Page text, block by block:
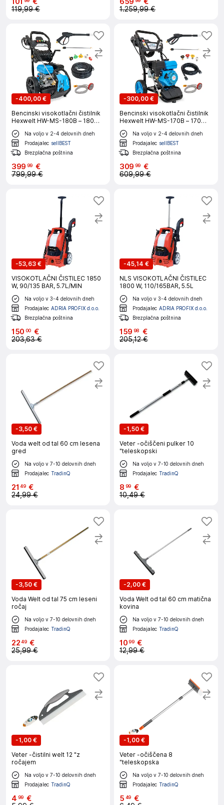
119,99 € 1.259,99 €
-400,00 €
Bencinski visokotlačni čistilnik
Hexwelt HW-MS-180B – 180
Bar, 7 KM, 9,2 l/min
Na voljo v 2-4 delovnih dneh
Prodajalec sellBEST
Brezplačna poštnina
399 99 €
799,99 €
-300,00 €
Bencinski visokotlačni čistilnik
Hexwelt HW-MS-170B – 170
Bar, 7 KM, 9,2 l/min
Na voljo v 2-4 delovnih dneh
Prodajalec sellBEST
Brezplačna poštnina
309 99 €
609,99 €
-53,63 €
VISOKOTLAČNI ČISTILEC 1850
W, 90/135 BAR, 5.7L/MIN
Na voljo v 3-4 delovnih dneh
Prodajalec ADRIA PROFIX d.o.o.
Brezplačna poštnina
150 00 €
203,63 €
-45,14 €
NLS VISOKOTLAČNI ČISTILEC
1800 W, 110/165BAR, 5.5L
Na voljo v 3-4 delovnih dneh
Prodajalec ADRIA PROFIX d.o.o.
Brezplačna poštnina
159 98 €
205,12 €
-3,50 €
Voda welt od tal 60 cm lesena
gred
Na voljo v 7-10 delovnih dneh
Prodajalec TradinQ
21 49 €
24,99 €
-1,50 €
Veter -očiščeni pulker 10
"teleskopski
Na voljo v 7-10 delovnih dneh
Prodajalec TradinQ
8 99 €
10,49 €
-3,50 €
Voda Welt od tal 75 cm leseni
ročaj
Na voljo v 7-10 delovnih dneh
Prodajalec TradinQ
2249 €
25,99 €
-2,00 €
Voda Welt od tal 60 cm matična
kovina
Na voljo v 7-10 delovnih dneh
Prodajalec TradinQ
1099 €
12,99 €
-1,00 €
Veter -čistilni welt 12 "z
ročajem
Na voljo v 7-10 delovnih dneh
Prodajalec TradinQ
4 99 €
-1,00 €
Veter -očiščena 8
"teleskopska
Na voljo v 7-10 delovnih dneh
Prodajalec TradinQ
5 49 €